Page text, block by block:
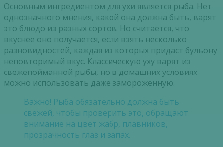
Основным ингредиентом для ухи является рыба. Нет
однозначного мнения, какой она должна быть, варят
это блюдо из разных сортов. Но считается, что
вкуснее оно получается, если взять несколько
разновидностей, каждая из которых придаст бульону
неповторимый вкус. Классическую уху варят из
свежепойманной рыбы, но в домашних условиях
можно использовать даже замороженную.
Важно! Рыба обязательно должна быть
свежей, чтобы проверить это, обращают
внимание на цвет жабр, плавников,
прозрачность глаз и запах.